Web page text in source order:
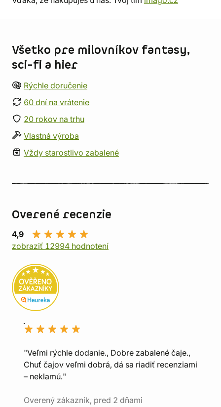
Všetko pre milovníkov fantasy,
sci-fi a hier
Rýchle doručenie
60 dní na vrátenie
20 rokov na trhu
Vlastná výroba
Vždy starostlivo zabalené
Overené recenzie
4,9
zobraziť 12994 hodnotení
"Veľmi rýchle dodanie., Dobre zabalené čaje.,
Chuť čajov veľmi dobrá, dá sa riadiť recenziami
– neklamú."
Overený zákazník, pred 2 dňami